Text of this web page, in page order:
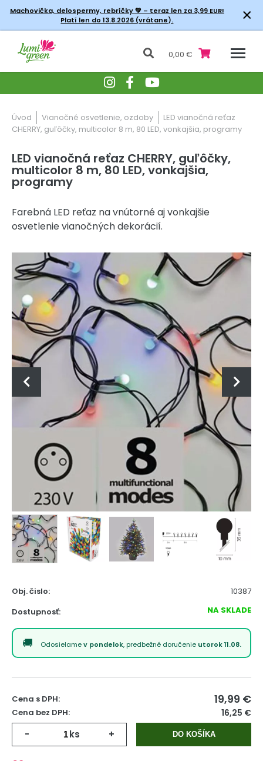
Machovička, delospermy, rebríčky💚 – teraz len za 3,99 EUR!
Platí len do 13.8.2026 (vrátane).
×
0,00 €
Úvod Vianočné osvetlenie, ozdoby
LED vianočná reťaz
CHERRY, guľôčky, multicolor 8 m, 80 LED, vonkajšia, programy
LED vianočná reťaz CHERRY, guľôčky,
multicolor 8 m, 80 LED, vonkajšia,
programy
Farebná LED reťaz na vnútorné aj vonkajšie
osvetlenie vianočných dekorácií.
Obj. čislo:
10387
Dostupnosť:
NA SKLADE
Odosielamev pondelok, predbežné doručenie utorok 11.08.
Cena s DPH: 19,99 €
Cena bez DPH: 16,25 €
- ks + DO KOŠÍKA